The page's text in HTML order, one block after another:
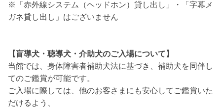
※「赤外線システム（ヘッドホン）貸し出し」・「字幕メ
ガネ貸し出し」はございません
【盲導犬・聴導犬・介助犬のご入場について】
当館では、身体障害者補助犬法に基づき、補助犬を同伴し
てのご鑑賞が可能です。
ご入場に際しては、他のお客さまにも安心してご鑑賞いた
だけるよう、